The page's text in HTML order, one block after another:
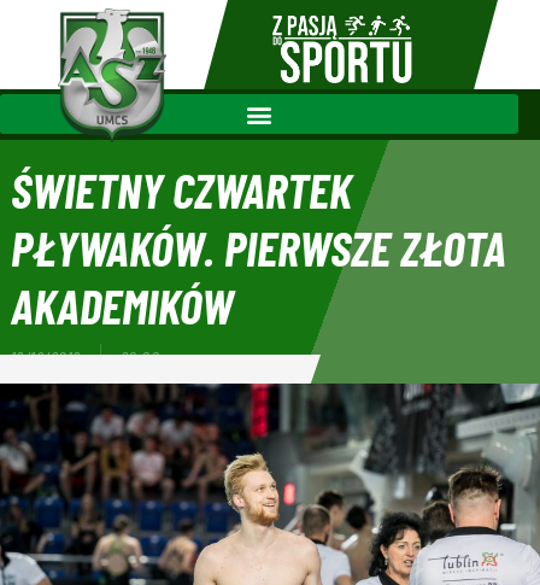
ŚWIETNY CZWARTEK
PŁYWAKÓW. PIERWSZE ZŁOTA
AKADEMIKÓW
19/12/2019 20:00